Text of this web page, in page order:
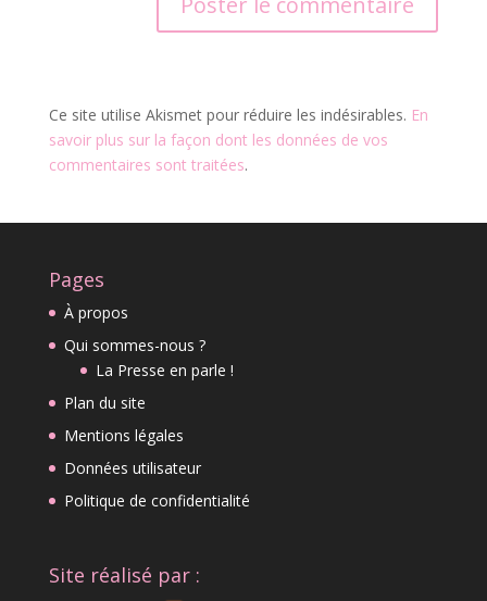
Ce site utilise Akismet pour réduire les indésirables. En
savoir plus sur la façon dont les données de vos
commentaires sont traitées.
Pages
À propos
Qui sommes-nous ?
La Presse en parle !
Plan du site
Mentions légales
Données utilisateur
Politique de confidentialité
Site réalisé par :